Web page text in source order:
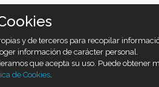
y de terceros para recopilar
información de carácter personal.
que acepta su uso. Puede obtener
de Cookies.